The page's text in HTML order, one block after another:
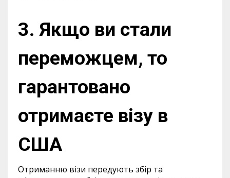
3. Якщо ви стали
переможцем, то
гарантовано
отримаєте візу в
США
Отриманню візи передують збір та